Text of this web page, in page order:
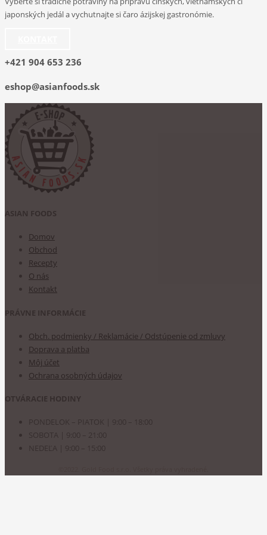
japonských jedál a vychutnajte si čaro ázijskej gastronómie.
+421 904 653 236
eshop@asianfoods.sk
ASIAN FOODS
Domov
Obchod
Recepty
O nás
Kontakt
PRÁVNE INFORMÁCIE
Obch. podmienky / Reklamácie / Odstúpenie od zmluvy
Doprava a platba
Môj účet
Ochrana osobných údajov
OTVÁRACIE HODINY
PONDELOK – PIATOK | 9:00 – 18:00
SOBOTA | 9:00 – 21:00
NEDEĽA | 9:00 – 15:00